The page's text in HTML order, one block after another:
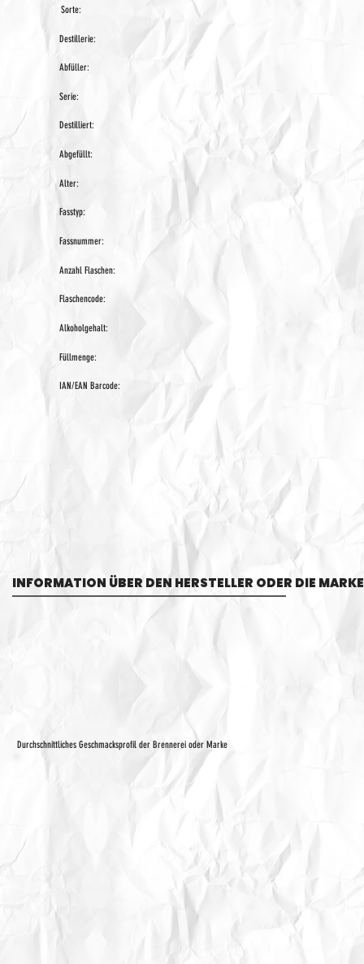
Durchschnittliches Geschmacksprofil der Brennerei oder Marke
Sorte:
Destillerie:
Abfüller:
Serie:
Destilliert:
Abgefüllt:
Alter:
Fasstyp:
Fassnummer:
Anzahl Flaschen:
Flaschencode:
Alkoholgehalt:
Füllmenge:
IAN/EAN Barcode:
INFORMATION ÜBER DEN HERSTELLER ODER DIE MARKE